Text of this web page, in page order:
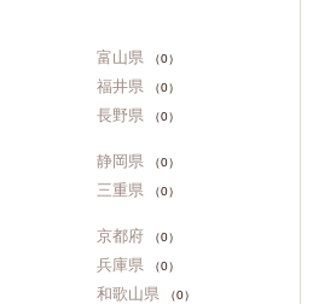
富山県 （0）
福井県 （0）
長野県 （0）
静岡県 （0）
三重県 （0）
京都府 （0）
兵庫県 （0）
和歌山県 （0）